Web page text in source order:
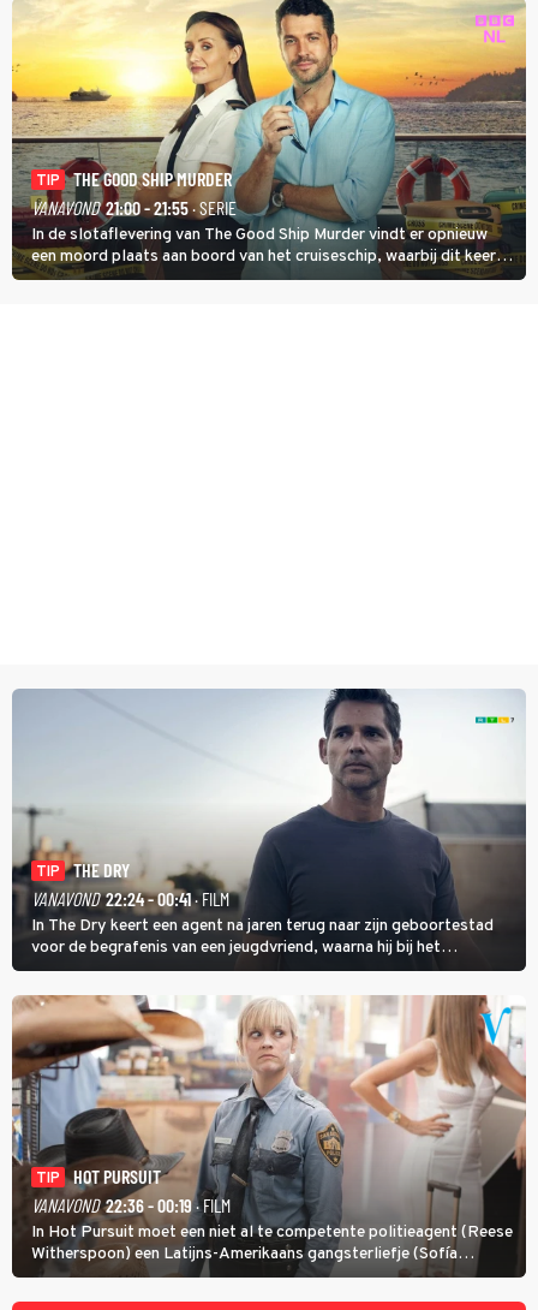
TIP
THE GOOD SHIP MURDER
VANAVOND 21:00 - 21:55· SERIE
In de slotaflevering van The Good Ship Murder vindt er opnieuw
een moord plaats aan boord van het cruiseschip, waarbij dit keer
een bemanningslid het slachtoffer is en kapitein Marlowe de dader
TIP
THE DRY
VANAVOND 22:24 - 00:41· FILM
In The Dry keert een agent na jaren terug naar zijn geboortestad
voor de begrafenis van een jeugdvriend, waarna hij bij het
onderzoeken van diens dood een verband begint te vermoeden
met een oude zaak.
TIP
HOT PURSUIT
VANAVOND 22:36 - 00:19· FILM
In Hot Pursuit moet een niet al te competente politieagent (Reese
Witherspoon) een Latijns-Amerikaans gangsterliefje (Sofía
Vergara) beschermen tegen corrupte agenten en moordlustige
maffiatypes.